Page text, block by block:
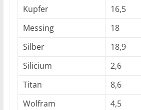
Kupfer
16,5
Messing
18
Silber
18,9
Silicium
2,6
Titan
8,6
Wolfram
4,5